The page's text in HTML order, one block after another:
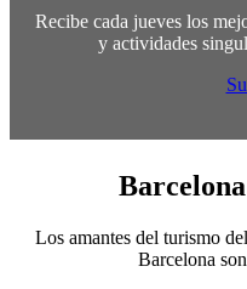
Recibe cada jueves los
y actividades
Los amantes del turismo
Barcelona